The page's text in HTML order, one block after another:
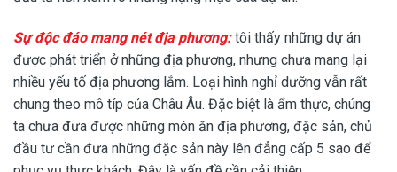
Sự độc đáo mang nét địa phương:tôi thấy những dự án
được phát triển ở những địa phương, nhưng chưa mang lại
nhiều yếu tố địa phương lắm. Loại hình nghỉ dưỡng vẫn rất
chung theo mô típ của Châu Âu. Đặc biệt là ẩm thực, chúng
ta chưa đưa được những món ăn địa phương, đặc sản, chủ
đầu tư cần đưa những đặc sản này lên đẳng cấp 5 sao để